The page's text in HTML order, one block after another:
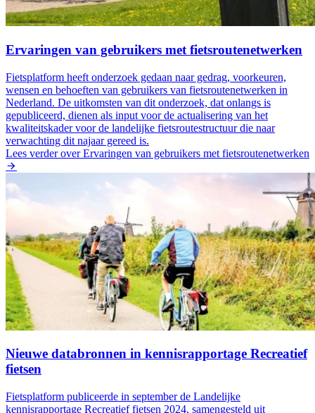
Ervaringen van gebruikers met fietsroutenetwerken
Fietsplatform heeft onderzoek gedaan naar gedrag, voorkeuren,
wensen en behoeften van gebruikers van fietsroutenetwerken in
Nederland. De uitkomsten van dit onderzoek, dat onlangs is
gepubliceerd, dienen als input voor de actualisering van het
kwaliteitskader voor de landelijke fietsroutestructuur die naar
verwachting dit najaar gereed is.
Lees verderover Ervaringen van gebruikers met fietsroutenetwerken
Nieuwe databronnen in kennisrapportage Recreatief
fietsen
Fietsplatform publiceerde in september de Landelijke
kennisrapportage Recreatief fietsen 2024, samengesteld uit